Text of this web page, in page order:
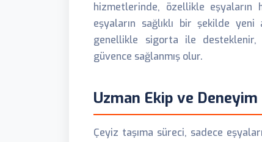
hizmetlerinde, özellikle eşyaların
eşyaların sağlıklı bir şekilde yeni
genellikle sigorta ile
güvence sağlanmış olur.
Uzman Ekip ve Deneyim
Çeyiz taşıma süreci, sadece